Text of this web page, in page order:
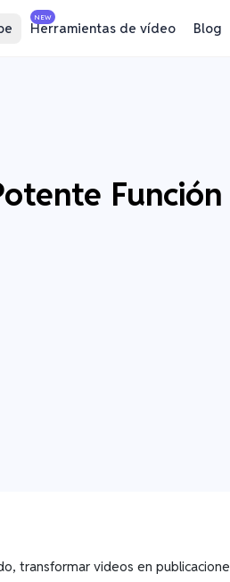
NEW
Herramientas de vídeo Blog
transformar videos en